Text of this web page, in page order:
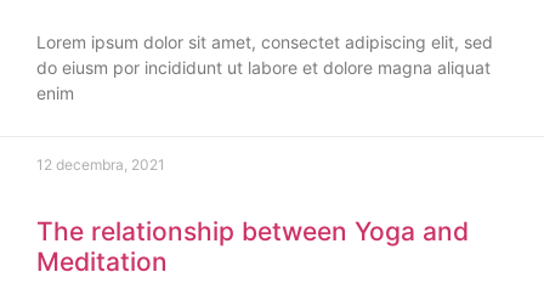
Lorem ipsum dolor sit amet, consectet adipiscing elit, sed
do eiusm por incididunt ut labore et dolore magna aliquat
enim
12 decembra, 2021
The relationship between Yoga and
Meditation